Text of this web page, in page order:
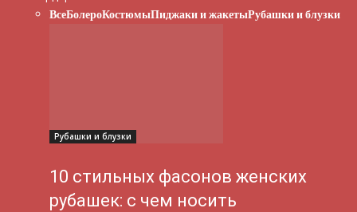
ВсеБолероКостюмыПиджаки и жакетыРубашки и блузки
Рубашки и блузки
10 стильных фасонов женских
рубашек: с чем носить